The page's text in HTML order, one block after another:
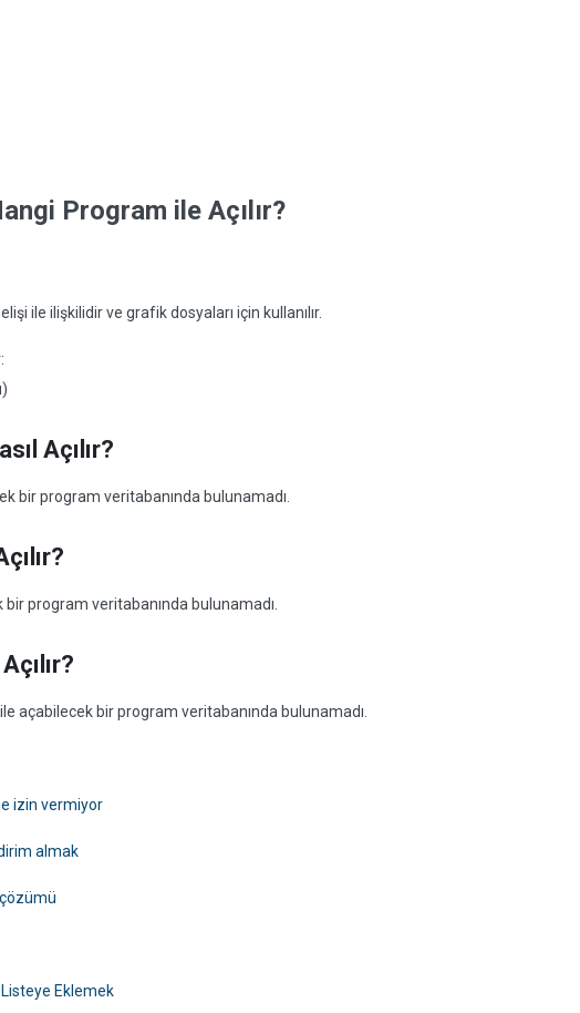
Program ile Açılır?
ile ilişkilidir ve grafik dosyaları için kullanılır.
Açılır?
bir program veritabanında bulunamadı.
bir program veritabanında bulunamadı.
açabilecek bir program veritabanında bulunamadı.
izin vermiyor
almak
Eklemek